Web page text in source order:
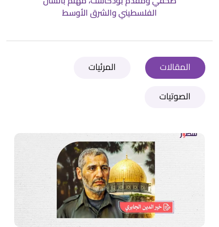
الفلسطيني والشرق الأوسط
المقالات
المرئيات
الصوتيات